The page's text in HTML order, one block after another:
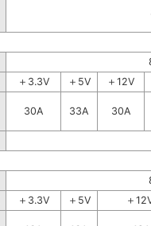
＋3.3V ＋5V
＋12V
30A
33A
30A
＋3.3V ＋5V
＋